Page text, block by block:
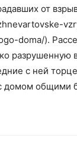
от
doma/).
разрушенную
с ней
домом общими